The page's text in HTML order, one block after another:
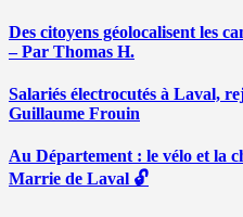
Des citoyens géolocalisent les
– Par Thomas H.
Salariés électrocutés à Laval,
Guillaume Frouin
Au Département : le vélo et la
Marrie de Laval 🔓